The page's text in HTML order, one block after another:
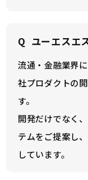
Q ユーエスエ
流通・金融業界
社プロダクトの
す。
開発だけでなく
テムをご提案し
しています。